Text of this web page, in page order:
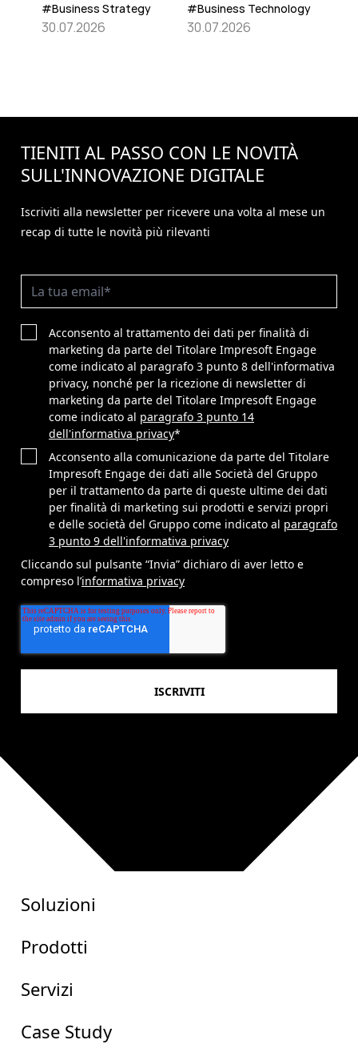
#Business Strategy
30.07.2026
#Business Technology
30.07.2026
TIENITI AL PASSO CON LE NOVITÀ
SULL'INNOVAZIONE DIGITALE
Iscriviti alla newsletter per ricevere una volta al mese un
recap di tutte le novità più rilevanti
Acconsento al trattamento dei dati per finalità di
marketing da parte del Titolare Impresoft Engage
come indicato al paragrafo 3 punto 8 dell'informativa
privacy, nonché per la ricezione di newsletter di
marketing da parte del Titolare Impresoft Engage
come indicato al paragrafo 3 punto 14
dell'informativa privacy*
Acconsento alla comunicazione da parte del Titolare
Impresoft Engage dei dati alle Società del Gruppo
per il trattamento da parte di queste ultime dei dati
per finalità di marketing sui prodotti e servizi propri
e delle società del Gruppo come indicato al paragrafo
3 punto 9 dell'informativa privacy
Cliccando sul pulsante “Invia” dichiaro di aver letto e
compreso l’informativa privacy
Soluzioni
Prodotti
Servizi
Case Study